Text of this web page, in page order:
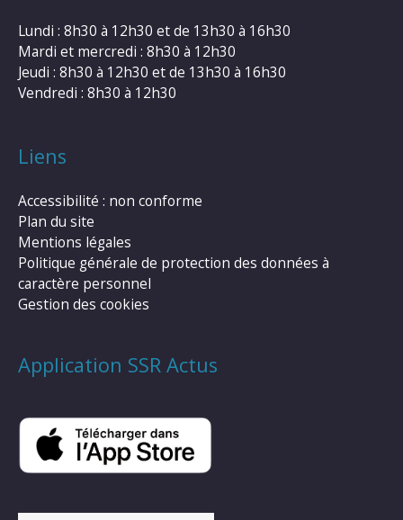
Lundi : 8h30 à 12h30 et de 13h30 à 16h30
Mardi et mercredi : 8h30 à 12h30
Jeudi : 8h30 à 12h30 et de 13h30 à 16h30
Vendredi : 8h30 à 12h30
Liens
Accessibilité : non conforme
Plan du site
Mentions légales
Politique générale de protection des données à
caractère personnel
Gestion des cookies
Application SSR Actus